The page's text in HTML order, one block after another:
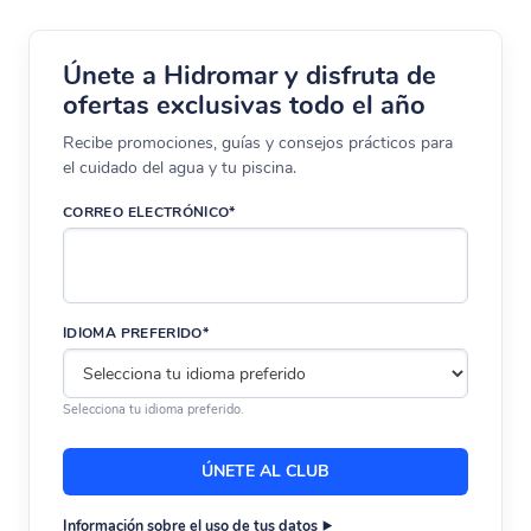
4. Características técnicas
Caudal nominal:2 litros/minuto
Caudal máximo:4 litros/minuto
Filtración:hasta 3 micras
para saber cuándo cambiarlo
5. Instalación y mantenimiento
La instalación delpurificador doméstico Forte
rápida y no requiere herramientas. Se suministra
Únete a Hidromar y disfruta de
ofertas exclusivas todo el año
Recibe promociones, guías y consejos prácticos para
el cuidado del agua y tu piscina.
CORREO ELECTRÓNICO*
IDIOMA PREFERIDO*
Selecciona tu idioma preferido.
Información sobre el uso de tus datos